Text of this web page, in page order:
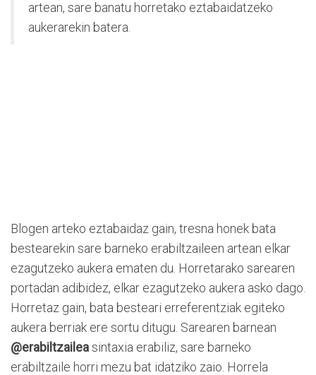
artean, sare banatu horretako eztabaidatzeko
aukerarekin batera.
Blogen arteko eztabaidaz gain, tresna honek bata
bestearekin sare barneko erabiltzaileen artean elkar
ezagutzeko aukera ematen du. Horretarako sarearen
portadan adibidez, elkar ezagutzeko aukera asko dago.
Horretaz gain, bata besteari erreferentziak egiteko
aukera berriak ere sortu ditugu. Sarearen barnean
@erabiltzaileasintaxia erabiliz, sare barneko
erabiltzaile horri mezu bat idatziko zaio. Horrela